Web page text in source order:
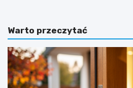
Warto przeczytać